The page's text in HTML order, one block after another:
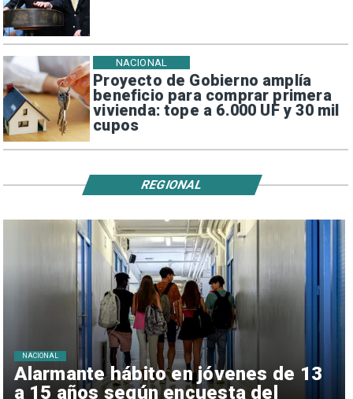
Proyecto de Gobierno amplía
beneficio para comprar primera
vivienda: tope a 6.000 UF y 30 mil
cupos
NACIONAL
Alarmante hábito en jóvenes de 13
a 15 años según encuesta del
NACIONAL
REGIONAL